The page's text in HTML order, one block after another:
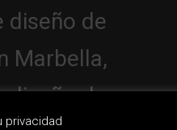
privacidad